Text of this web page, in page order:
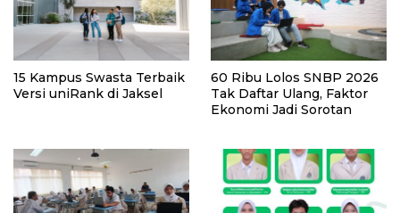
15 Kampus Swasta Terbaik
Versi uniRank di Jaksel
60 Ribu Lolos SNBP 2026
Tak Daftar Ulang, Faktor
Ekonomi Jadi Sorotan